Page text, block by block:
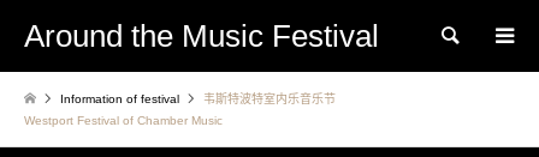
Around the Music Festival Search
Information of festival
韦斯特波特室内乐音乐节
Westport Festival of Chamber Music